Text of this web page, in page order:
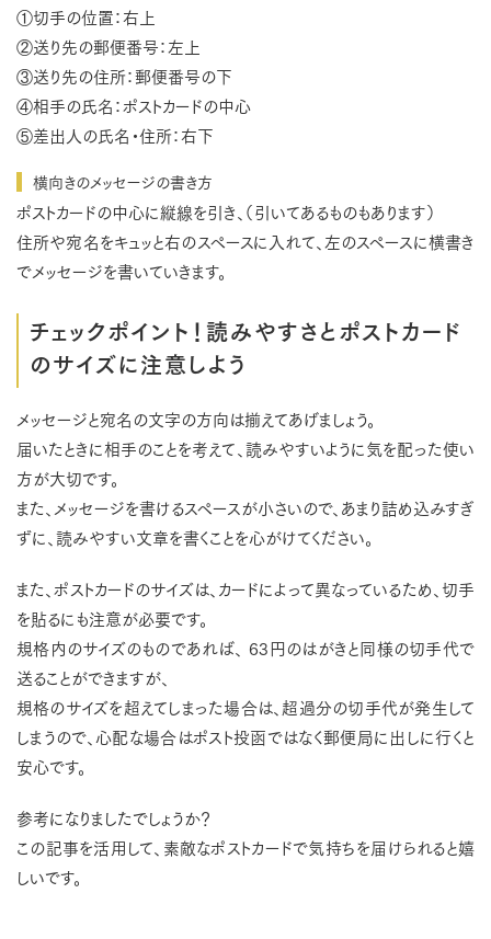
①切手の位置：右上
②送り先の郵便番号：左上
③送り先の住所：郵便番号の下
④相手の氏名：ポストカードの中心
⑤差出人の氏名・住所：右下
横向きのメッセージの書き方
ポストカードの中心に縦線を引き、（引いてあるものもあります）
住所や宛名をキュッと右のスペースに入れて、左のスペースに横書き
でメッセージを書いていきます。
チェックポイント！読みやすさとポストカード
のサイズに注意しよう
メッセージと宛名の文字の方向は揃えてあげましょう。
届いたときに相手のことを考えて、読みやすいように気を配った使い
方が大切です。
また、メッセージを書けるスペースが小さいので、あまり詰め込みすぎ
ずに、読みやすい文章を書くことを心がけてください。
また、ポストカードのサイズは、カードによって異なっているため、切手
を貼るにも注意が必要です。
規格内のサイズのものであれば、 63円のはがきと同様の切手代で
送ることができますが、
規格のサイズを超えてしまった場合は、超過分の切手代が発生して
しまうので、心配な場合はポスト投函ではなく郵便局に出しに行くと
安心です。
参考になりましたでしょうか？
この記事を活用して、素敵なポストカードで気持ちを届けられると嬉
しいです。